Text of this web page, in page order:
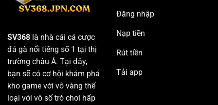
SV368 là nhà cái cá cược
đá gà nổi tiếng số 1 tại thị
trường châu Á. Tại đây,
bạn sẽ có cơ hội khám phá
kho game với vô vàng thể
loại với vô số trò chơi hấp
Đăng nhập
Nạp tiền
Rút tiền
Tải app